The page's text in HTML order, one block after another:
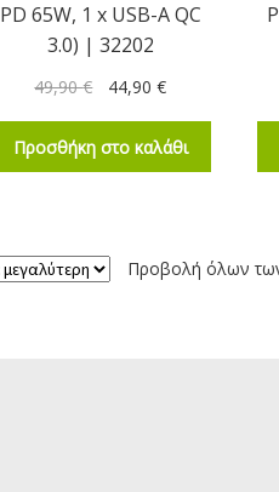
PD 65W, 1 x USB-A QC
3.0) | 32202
49,90€ 44,90 €
Προσθήκη στο καλάθι
Προβολή όλων